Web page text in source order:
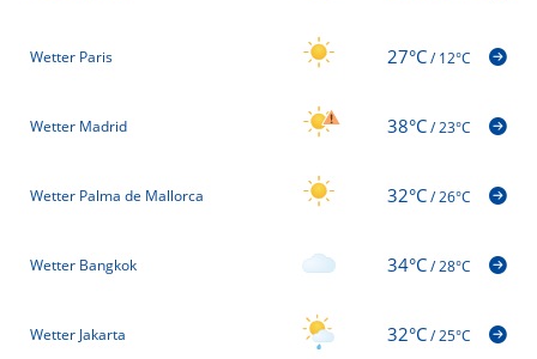
Wetter Paris 27°C/12°C
Wetter Madrid 38°C/23°C
Wetter Palma de Mallorca 32°C/26°C
Wetter Bangkok 34°C/28°C
Wetter Jakarta 32°C/25°C